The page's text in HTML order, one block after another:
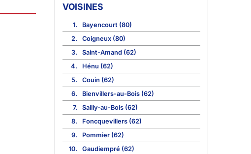
VOISINES
1.
Bayencourt (80)
2.
Coigneux (80)
3.
Saint-Amand (62)
4.
Hénu (62)
5.
Couin (62)
6.
Bienvillers-au-Bois (62)
7.
Sailly-au-Bois (62)
8.
Foncquevillers (62)
9.
Pommier (62)
10.
Gaudiempré (62)